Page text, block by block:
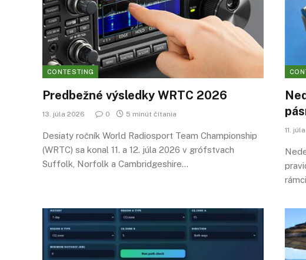
CONTESTING
Predbežné výsledky WRTC 2026
13. júla 2026 0 5 minút čítania
Desiaty ročník World Radiosport Team Championship
(WRTC) sa konal 11. a 12. júla 2026 v grófstvach
Suffolk, Norfolk a Cambridgeshire…
11.